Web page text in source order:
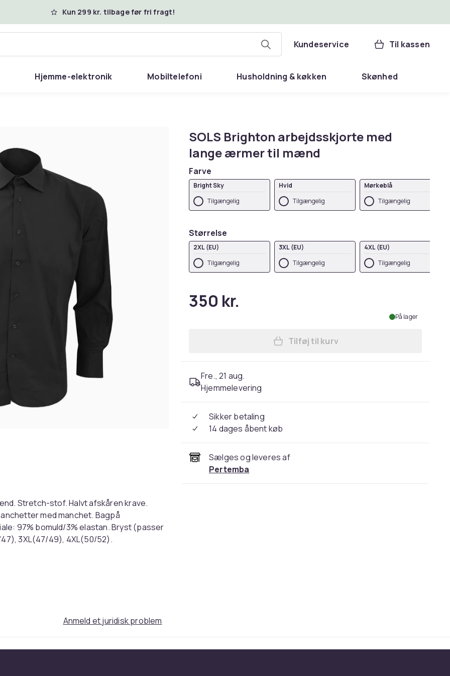
Kun 299 kr. tilbage før fri fragt!
Kundeservice Til kassen
Hjemme-elektronik Mobiltelefoni Husholdning & køkken Skønhed
Stretch-stof. Halvt afskåren krave.
med manchet. Bagpå
97% bomuld/3% elastan. Bryst (passer
3XL(47/49), 4XL(50/52).
Sort
562759a1-efff-4eb8-9fc7-e90d76eb293b
SOLS Brighton arbejdsskjorte med
lange ærmer til mænd
Farve
Bright Sky
Tilgængelig
Hvid
Tilgængelig
Mørkeblå
Tilgængelig
Størrelse
2XL (EU)
Tilgængelig
3XL (EU)
Tilgængelig
4XL (EU)
Tilgængelig
350 kr.
På lager
Læg SOLS Brighton
Tilføj til kurv
Fre., 21 aug.
Hjemmelevering
Sikker betaling
14 dages åbent køb
Sælges og leveres af
Pertemba
Anmeld et juridisk problem